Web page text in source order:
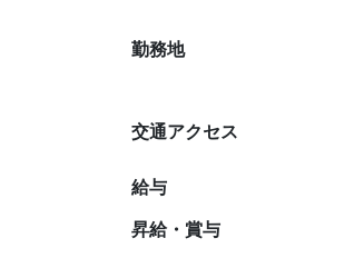
勤務地
交通アクセス
給与
昇給・賞与